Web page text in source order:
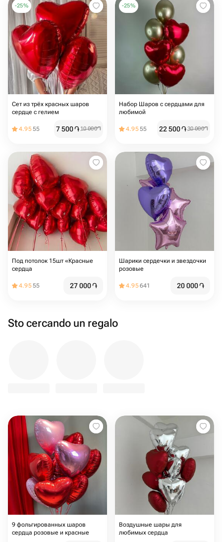
-25%
Сет из трёх красных шаров
сердце с гелием
4.9555 7 500֏10 000֏
-25%
Набор Шаров с сердцами для
любимой
4.9555 22 500֏30 000֏
Под потолок 15шт «Красные
сердца
4.9555 27 000֏
Шарики сердечки и звездочки
розовые
4.95641 20 000֏
Sto cercando un regalo
9 фольгированных шаров
сердца розовые и красные
Воздушные шары для
любимых сердца